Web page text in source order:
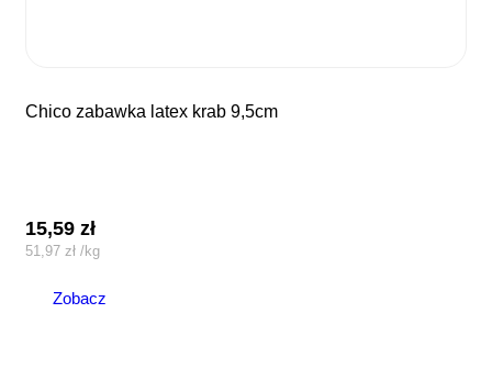
chico zabawka latex krab 9,5cm
15,59zł
51,97zł /kg
Zobacz